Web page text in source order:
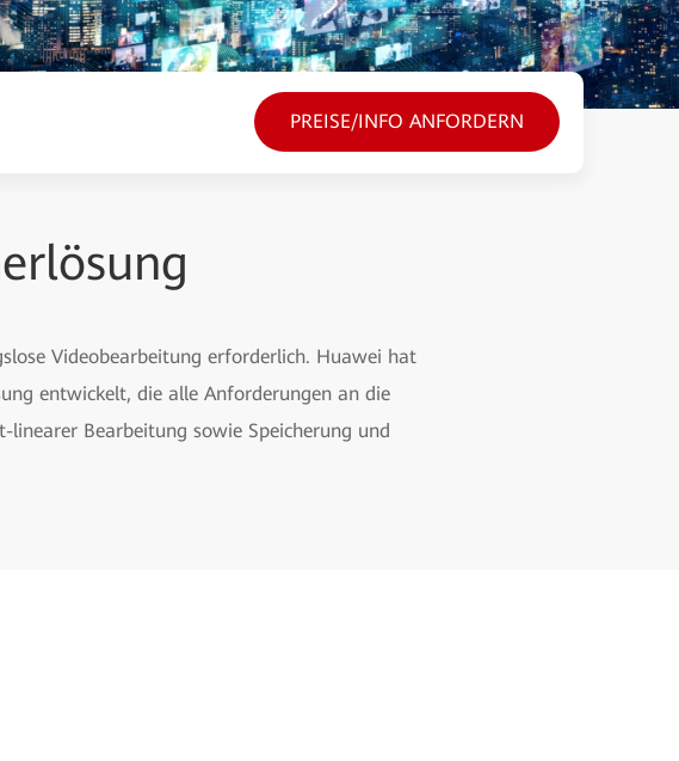
PREISE/INFO ANFORDERN
Videobearbeitung erforderlich. Huawei hat
entwickelt, die alle Anforderungen an die
Bearbeitung sowie Speicherung und